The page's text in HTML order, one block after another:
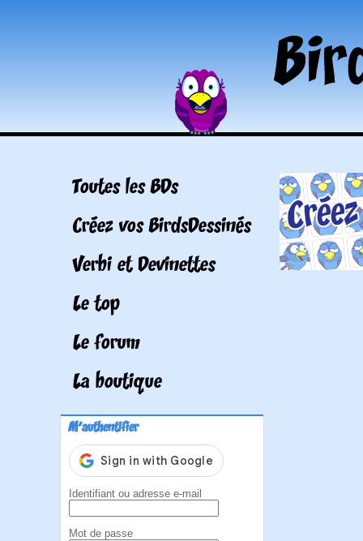
Toutes les BDs
Créez vos BirdsDessinés
Verbi et Devinettes
Le top
Le forum
La boutique
M'authentifier
Identifiant ou adresse e-mail
Mot de passe